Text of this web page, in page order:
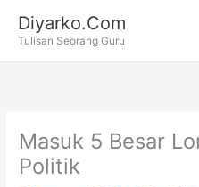
content
Diyarko.Com
Tulisan Seorang Guru
Masuk 5 Besar
Politik